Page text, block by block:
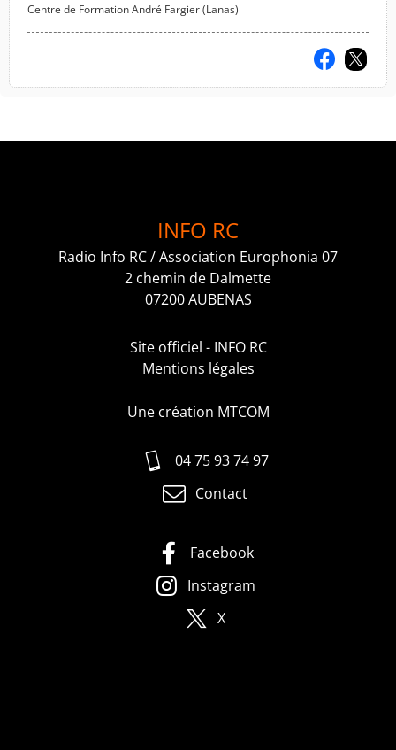
Centre de Formation André Fargier (Lanas)
INFO RC
Radio Info RC / Association Europhonia 07
2 chemin de Dalmette
07200 AUBENAS
Site officiel - INFO RC
Mentions légales
Une création MTCOM
04 75 93 74 97
Contact
Facebook
Instagram
X